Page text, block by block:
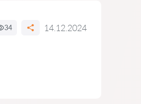
34 14.12.2024